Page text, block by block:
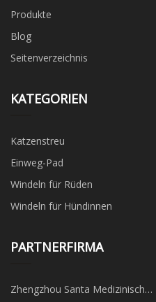
Produkte
Blog
Seitenverzeichnis
KATEGORIEN
Katzenstreu
Einweg-Pad
Windeln für Rüden
Windeln für Hündinnen
PARTNERFIRMA
Zhengzhou Santa Medizinisch